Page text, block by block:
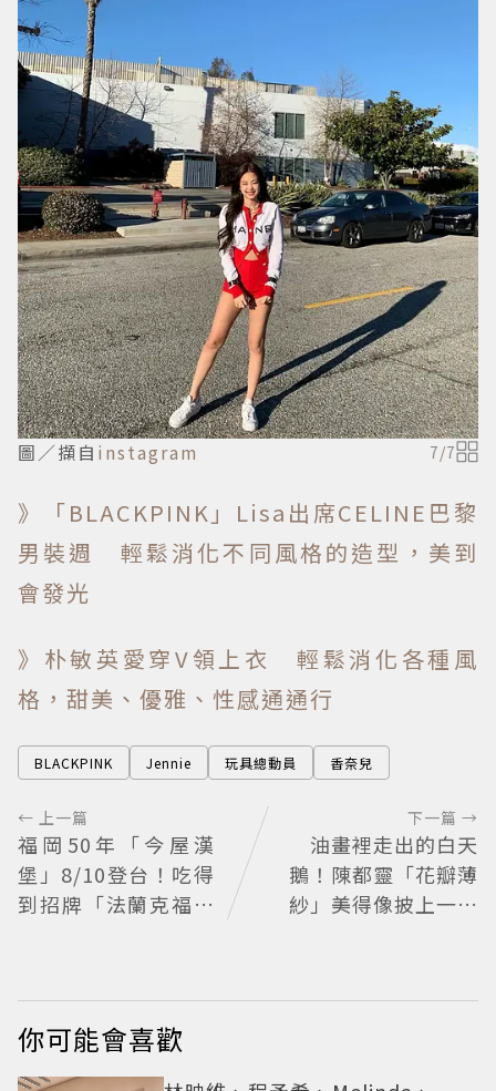
圖／擷自 instagram 7/7
》「BLACKPINK」Lisa出席CELINE巴黎
男裝週 輕鬆消化不同風格的造型，美到
會發光
》朴敏英愛穿V領上衣 輕鬆消化各種風
格，甜美、優雅、性感通通行
BLACKPINK Jennie 玩具總動員 香奈兒
← 上一篇
福岡50年「今屋漢
堡」8/10登台！吃得
到招牌「法蘭克福起
下一篇 →
油畫裡走出的白天
鵝！陳都靈「花瓣薄
紗」美得像披上一層
仙
你可能會喜歡